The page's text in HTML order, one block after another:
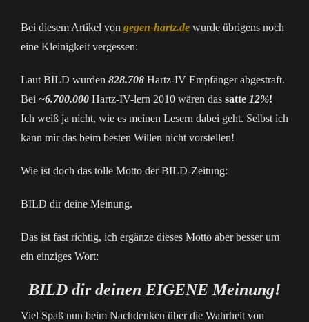
Bei diesem Artikel von gegen-hartz.de wurde übrigens noch
eine Kleinigkeit vergessen:
Laut BILD wurden 828.708 Hartz-IV Empfänger abgestraft.
Bei ~6.700.000 Hartz-IV-lern 2010 wären das satte 12%!
Ich weiß ja nicht, wie es meinen Lesern dabei geht. Selbst ich
kann mir das beim besten Willen nicht vorstellen!
Wie ist doch das tolle Motto der BILD-Zeitung:
BILD dir deine Meinung.
Das ist fast richtig, ich ergänze dieses Motto aber besser um
ein einziges Wort:
BILD dir deinen EIGENE Meinung!
Viel Spaß nun beim Nachdenken über die Wahrheit von